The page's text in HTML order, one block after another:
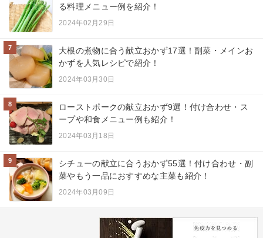
る料理メニュー例を紹介！
2024年02月29日
7
大根の煮物に合う献立おかず17選！副菜・メインお
かずを人気レシピで紹介！
2024年03月30日
8
ローストポークの献立おかず9選！付け合わせ・ス
ープや和食メニュー例も紹介！
2024年03月18日
9
シチューの献立に合うおかず55選！付け合わせ・副
菜やもう一品におすすめな主菜も紹介！
2024年03月09日